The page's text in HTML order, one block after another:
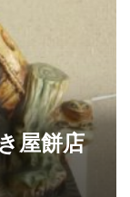
屋餅店